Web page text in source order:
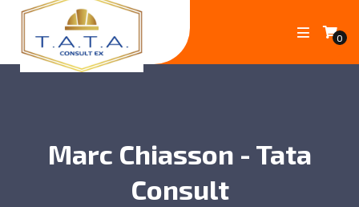
0
Marc Chiasson - Tata
Consult